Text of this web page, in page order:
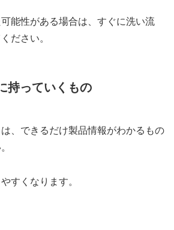
能性がある場合は、すぐに洗い流
ださい。
持っていくもの
、できるだけ製品情報がわかるもの
すくなります。